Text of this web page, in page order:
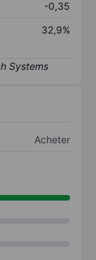
-0,35
32,9%
Acheter